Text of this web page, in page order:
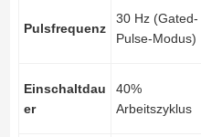
Pulsfrequenz
30 Hz (Gated-
Pulse-Modus)
Einschaltdau
er
40%
Arbeitszyklus